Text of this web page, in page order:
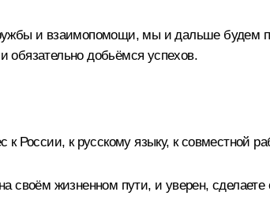
и взаимопомощи, мы и дальше будем
добьёмся успехов.
России, к русскому языку, к совместной
своём жизненном пути, и уверен,